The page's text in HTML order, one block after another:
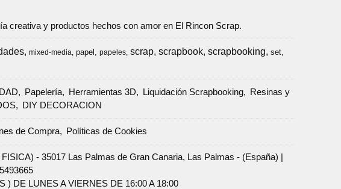
creativa y productos hechos con amor en El Rincon Scrap.
mixed-media papel papeles scrap scrapbook scrapbooking set
Papelería Herramientas 3D Liquidación Scrapbooking
Resinas y
DIY DECORACION
de Compra Políticas de Cookies
- 35017 Las Palmas de Gran Canaria, Las Palmas - (España) |
) DE LUNES A VIERNES DE 16:00 A 18:00